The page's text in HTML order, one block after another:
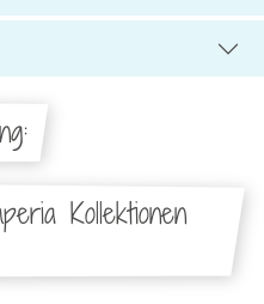
Kollektionen